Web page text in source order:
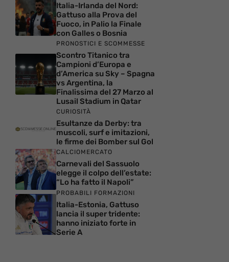
Italia-Irlanda del Nord:
Gattuso alla Prova del
Fuoco, in Palio la Finale
con Galles o Bosnia
PRONOSTICI E SCOMMESSE
Scontro Titanico tra
Campioni d’Europa e
d’America su Sky – Spagna
vs Argentina, la
Finalissima del 27 Marzo al
Lusail Stadium in Qatar
CURIOSITÀ
Esultanze da Derby: tra
muscoli, surf e imitazioni,
le firme dei Bomber sul Gol
CALCIOMERCATO
Carnevali del Sassuolo
elegge il colpo dell’estate:
“Lo ha fatto il Napoli”
PROBABILI FORMAZIONI
Italia-Estonia, Gattuso
lancia il super tridente:
hanno iniziato forte in
Serie A